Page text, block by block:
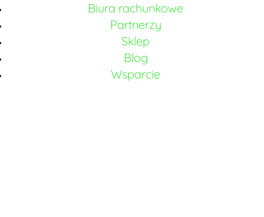
Biura rachunkowe
Partnerzy
Sklep
Blog
Wsparcie